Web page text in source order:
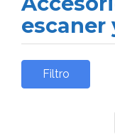
Filtro